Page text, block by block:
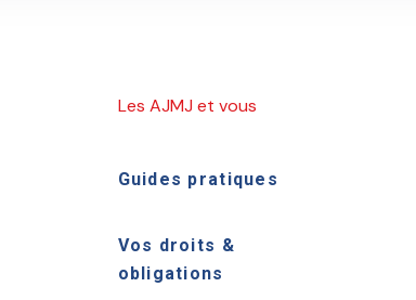
Les AJMJ et vous
Guides pratiques
Vos droits &
obligations